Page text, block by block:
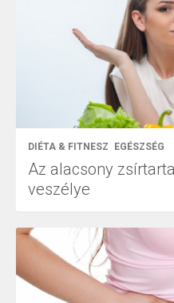
DIÉTA & FITNESZ EGÉSZSÉG
Az alacsony
veszélye